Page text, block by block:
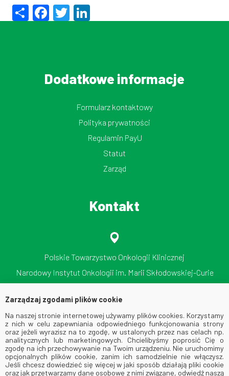
ShareFacebook
Twitter
Dodatkowe informacje
Formularz kontaktowy
Polityka prywatności
Regulamin PayU
Statut
Zarząd
Kontakt
Polskie Towarzystwo Onkologii Klinicznej
Narodowy Instytut Onkologii im. Marii Skłodowskiej-Curie
ul. Roentgena 5, 02-781 Warszawa
tel./faks: 512 606 724
Zarządzaj zgodami plików cookie
Na naszej stronie internetowej używamy plików cookies. Korzystamy
z nich w celu zapewniania odpowiedniego funkcjonowania strony
oraz jeżeli wyrazisz na to zgodę, w ustalonych przez nas celach np.
analitycznych lub marketingowych. Chcielibyśmy poprosić Cię o
zgodę na ich przechowywanie na Twoim urządzeniu. Nie uruchomimy
opcjonalnych plików cookie, zanim ich samodzielnie nie włączysz.
Jeśli chcesz dowiedzieć się więcej w jaki sposób działają pliki cookie
oraz jak przetwarzamy dane osobowe z nimi związane, odwiedź naszą